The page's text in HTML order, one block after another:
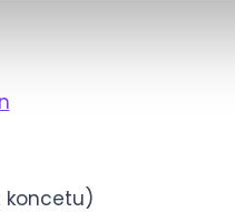
koncetu)